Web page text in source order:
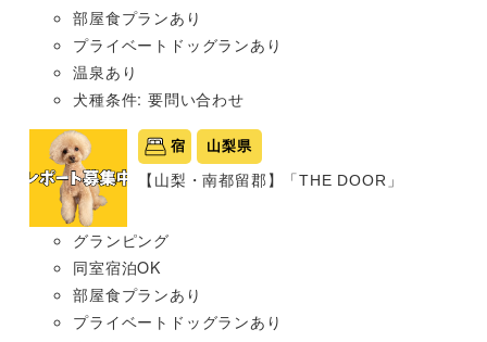
部屋食プランあり
プライベートドッグランあり
温泉あり
犬種条件: 要問い合わせ
宿 山梨県
【山梨・南都留郡】「THE DOOR」
グランピング
同室宿泊OK
部屋食プランあり
プライベートドッグランあり